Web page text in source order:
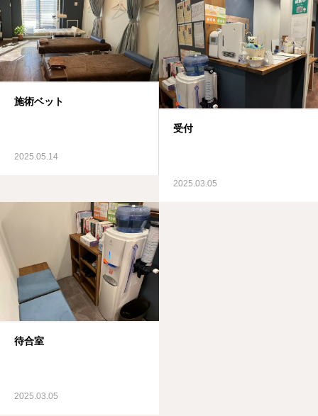
施術ベット
2025.05.14
受付
2025.03.05
待合室
2025.03.05
当院の施術の流れ
院長挨拶
よくある質問